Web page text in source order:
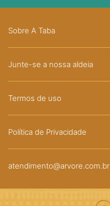
Sobre A Taba
Junte-se a nossa aldeia
Termos de uso
Política de Privacidade
atendimento@arvore.com.br